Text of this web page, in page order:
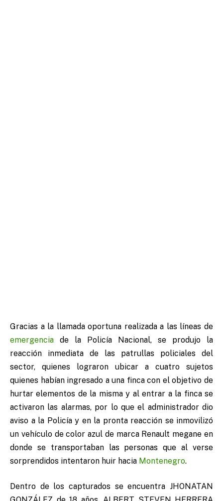
Gracias a la llamada oportuna realizada a las líneas de
emergencia de la Policía Nacional, se produjo la
reacción inmediata de las patrullas policiales del
sector, quienes lograron ubicar a cuatro sujetos
quienes habían ingresado a una finca con el objetivo de
hurtar elementos de la misma y al entrar a la finca se
activaron las alarmas, por lo que el administrador dio
aviso a la Policía y en la pronta reacción se inmovilizó
un vehículo de color azul de marca Renault megane en
donde se transportaban las personas que al verse
sorprendidos intentaron huir hacia Montenegro.
Dentro de los capturados se encuentra JHONATAN